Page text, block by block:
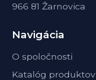
966 81 Žarnovica
Navigácia
O spoločnosti
Katalóg produktov